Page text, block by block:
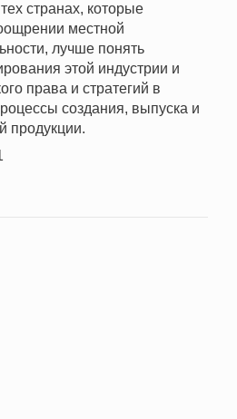
странах, которые
местной
лучше понять
этой индустрии и
права и стратегий в
создания, выпуска и
продукции.